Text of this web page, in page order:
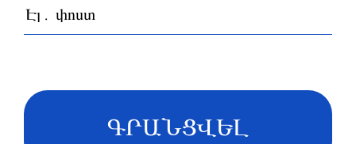
ԳՐԱՆՑՎԵԼ